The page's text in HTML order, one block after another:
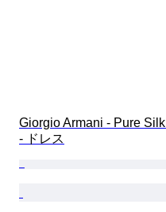
Giorgio Armani - Pure Silk
- ドレス